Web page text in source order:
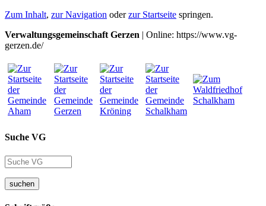
Zum Inhalt, zur Navigation oderzur Startseite springen.
Verwaltungsgemeinschaft Gerzen | Online: https://www.vg-
gerzen.de/
Suche VG
suchen